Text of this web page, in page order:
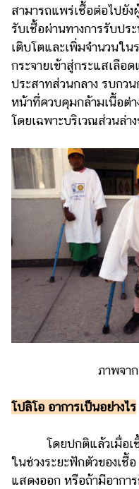
Infographic
บริการ
แอปฯ
กระปุก
คอร์ส
เรียน
เลข
ออนไลน์
โฆษณา
แจ้ง
ปัญหา
งาน
กับ
สามารถแพร่เชื้อต่อไปยั
รับเชื้อผ่านทางการรับปร
เติบโตและเพิ่มจำนวนใน
กระจายเข้าสู่กระแสเลือ
ประสาทส่วนกลาง รบกว
หน้าที่ควบคุมกล้ามเนื้อต่
โดยเฉพาะบริเวณส่วนล่าง
ภาพจา
โปลิโอ อาการเป็นอย่างไร
โดยปกติแล้วเมื่อเชื้อ
ในช่วงระยะฟักตัวของเชื้
แสดงออก หรือถ้ามีอากา